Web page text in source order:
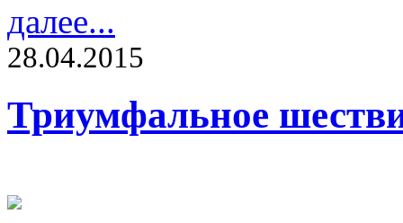
далее...
28.04.2015
Триумфальное